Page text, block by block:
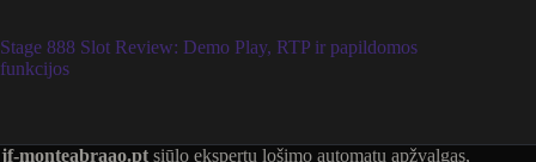
Stage 888 Slot Review: Demo Play, RTP ir papildomos
funkcijos
jf-monteabraao.pt siūlo ekspertų lošimo automatų apžvalgas,